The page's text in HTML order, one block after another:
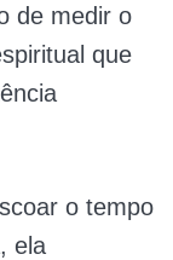
de medir o
que
o tempo
ela